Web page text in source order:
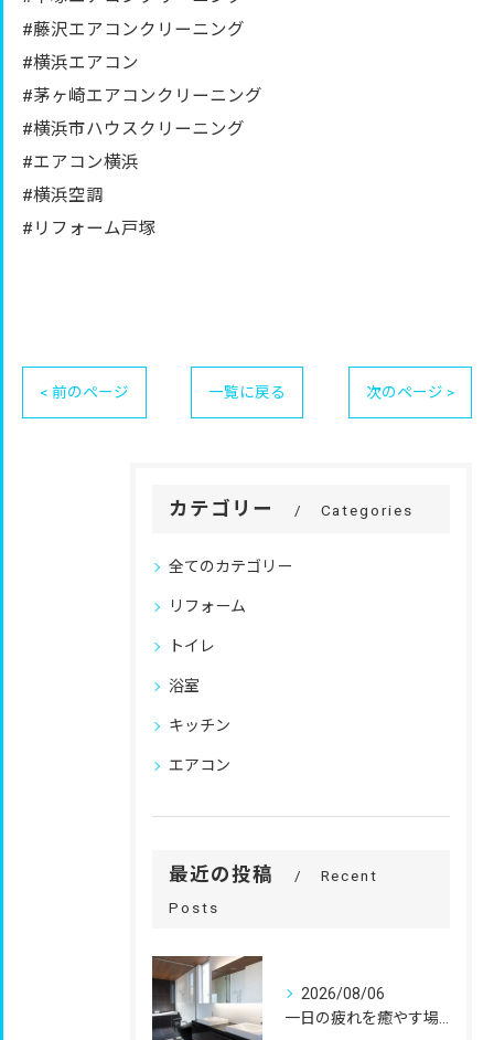
#藤沢エアコンクリーニング
#横浜エアコン
#茅ヶ崎エアコンクリーニング
#横浜市ハウスクリーニング
#エアコン横浜
#横浜空調
#リフォーム戸塚
< 前のページ 一覧に戻る 次のページ >
カテゴリー Categories
全てのカテゴリー
リフォーム
トイレ
浴室
キッチン
エアコン
最近の投稿
Recent
Posts
2026/08/06
一日の疲れを癒やす場所だからこそ、